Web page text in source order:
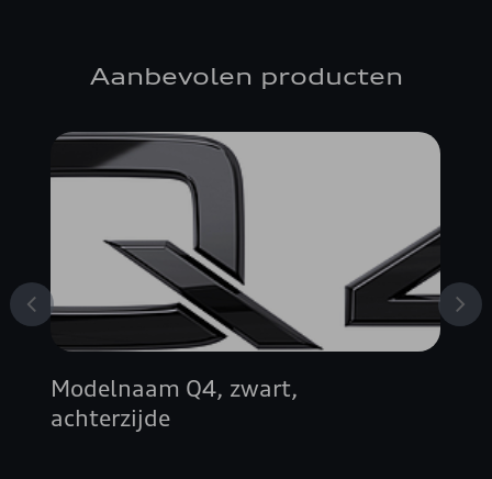
Aanbevolen producten
Modelnaam Q4, zwart,
achterzijde